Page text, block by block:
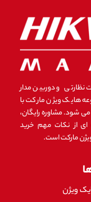
نظارتی و دوربین مدار
هایک ویژن مارکت با
شود. مشاوره رایگان،
ای از نکات مهم خرید
مارکت است.
ویژن